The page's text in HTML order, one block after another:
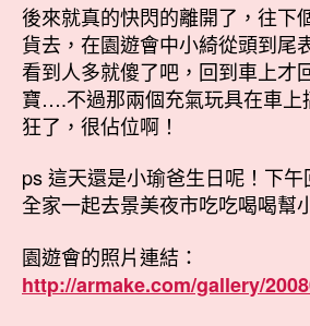
後來就真的快閃的離開了，往下
貨去，在園遊會中小綺從頭到尾
看到人多就傻了吧，回到車上才
寶….不過那兩個充氣玩具在車上
狂了，很佔位啊！
ps 這天還是小瑜爸生日呢！下午
全家一起去景美夜市吃吃喝喝幫
園遊會的照片連結：
http://armake.com/gallery/